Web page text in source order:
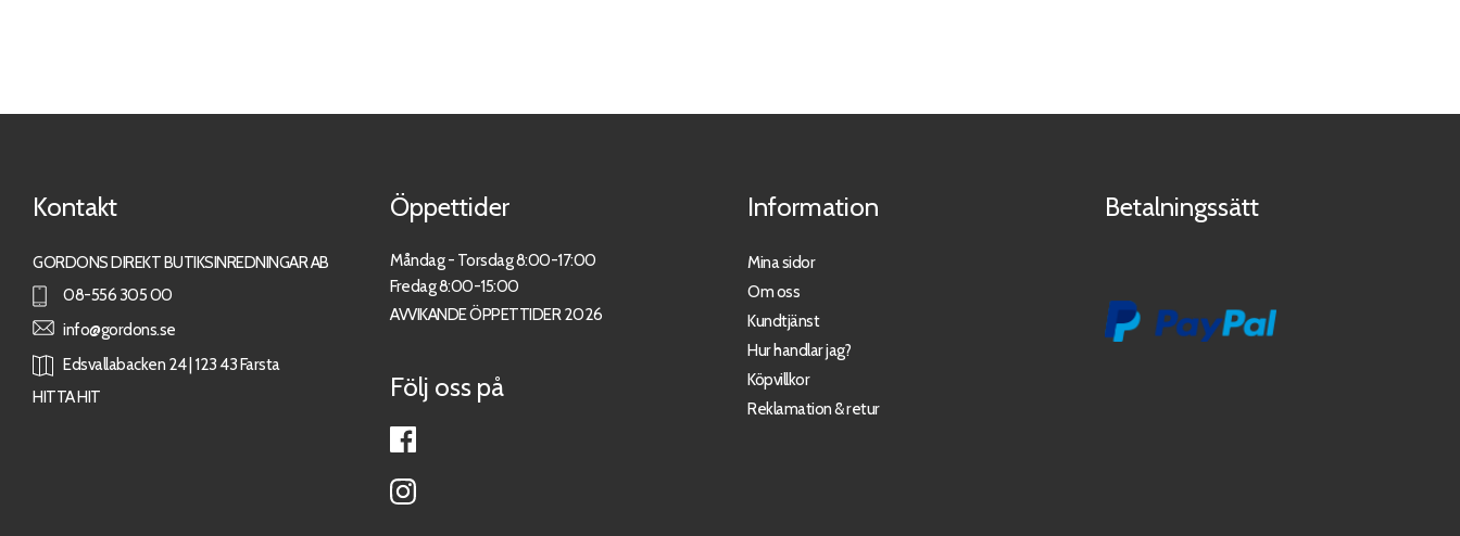
Kontakt
GORDONS DIREKT BUTIKSINREDNINGAR AB
08-556 305 00
info@gordons.se
Edsvallabacken 24 | 123 43 Farsta
HITTA HIT
Öppettider
Måndag - Torsdag 8:00-17:00
Fredag 8:00-15:00
AVVIKANDE ÖPPETTIDER 2026
Följ oss på
Information
Mina sidor
Om oss
Kundtjänst
Hur handlar jag?
Köpvillkor
Reklamation & retur
Betalningssätt